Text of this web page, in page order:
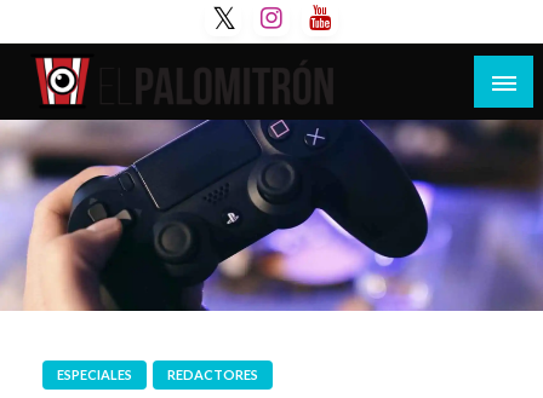
al
contenido
El Palomitrón
Tu espacio de la industria de cine española y
latinoamericana
ESPECIALES REDACTORES